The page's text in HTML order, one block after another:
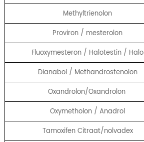
Methyltrienolon
Proviron / mesterolon
Fluoxymesteron / Halotestin / Halo
Dianabol / Methandrostenolon
Oxandrolon/Oxandrolon
Oxymetholon / Anadrol
Tamoxifen Citraat/nolvadex